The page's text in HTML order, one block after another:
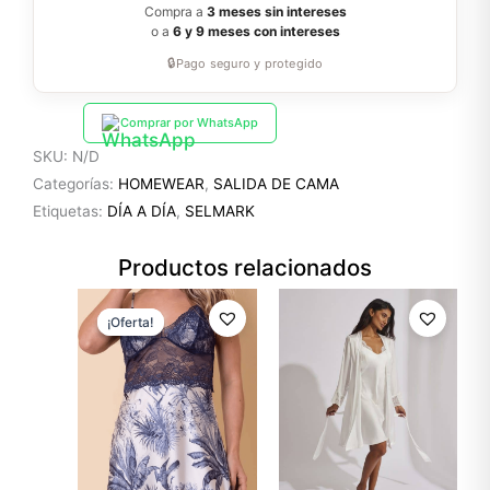
Compra a 3 meses sin intereses
o a 6 y 9 meses con intereses
🔒Pago seguro y protegido
Comprar por WhatsApp
SKU: N/D
Categorías: HOMEWEAR, SALIDA DE CAMA
Etiquetas: DÍA A DÍA, SELMARK
Productos relacionados
¡Oferta!
¡Oferta!
El
precio
original
era:
$76.99.
El
precio
actual
es:
$53.89.